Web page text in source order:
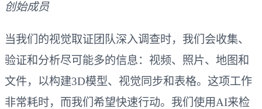
创始成员
当我们的视觉取证团队深入调查时，我们会收集、
验证和分析尽可能多的信息：视频、照片、地图和
文件，以构建3D模型、视觉同步和表格。这项工作
非常耗时，而我们希望快速行动。我们使用AI来检